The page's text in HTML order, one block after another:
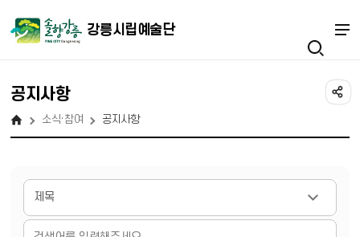
강릉시립예술단
공지사항
소식·참여 공지사항